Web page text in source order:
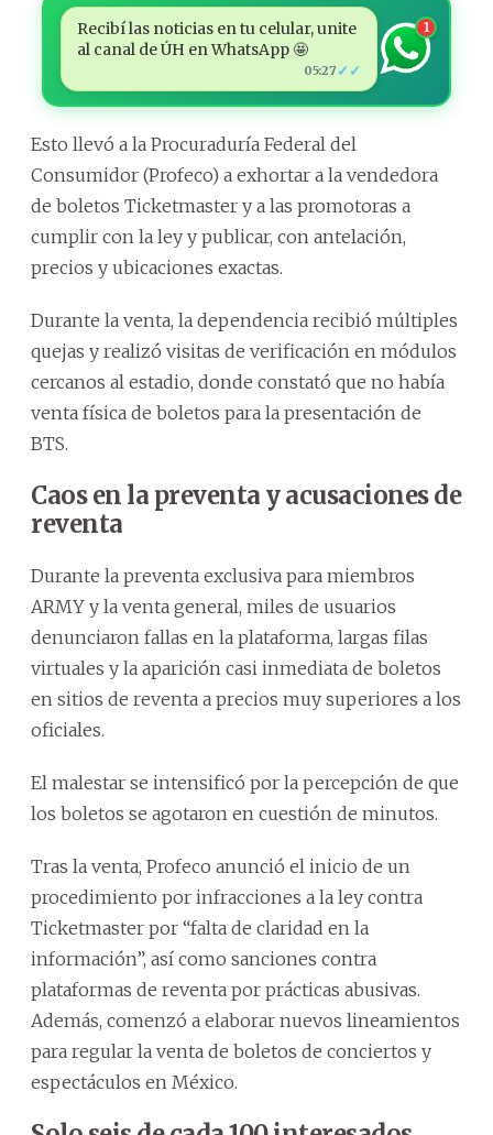
Recibí las noticias en tu celular, unite
al canal de ÚH en WhatsApp 🤩
05:27 ✓✓
1
Esto llevó a la Procuraduría Federal del
Consumidor (Profeco) a exhortar a la vendedora
de boletos Ticketmaster y a las promotoras a
cumplir con la ley y publicar, con antelación,
precios y ubicaciones exactas.
Durante la venta, la dependencia recibió múltiples
quejas y realizó visitas de verificación en módulos
cercanos al estadio, donde constató que no había
venta física de boletos para la presentación de
BTS.
Caos en la preventa y acusaciones de
reventa
Durante la preventa exclusiva para miembros
ARMY y la venta general, miles de usuarios
denunciaron fallas en la plataforma, largas filas
virtuales y la aparición casi inmediata de boletos
en sitios de reventa a precios muy superiores a los
oficiales.
El malestar se intensificó por la percepción de que
los boletos se agotaron en cuestión de minutos.
Tras la venta, Profeco anunció el inicio de un
procedimiento por infracciones a la ley contra
Ticketmaster por “falta de claridad en la
información”, así como sanciones contra
plataformas de reventa por prácticas abusivas.
Además, comenzó a elaborar nuevos lineamientos
para regular la venta de boletos de conciertos y
espectáculos en México.